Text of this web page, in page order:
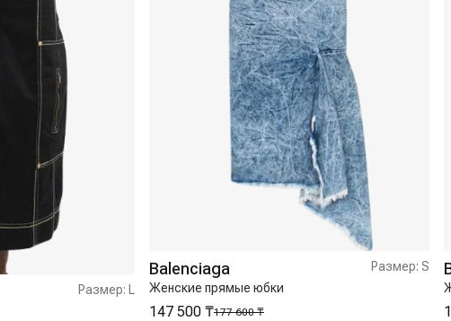
Размер: L
Balenciaga
Женские прямые юбки
Размер: S
177 600 ₸
147 500 ₸